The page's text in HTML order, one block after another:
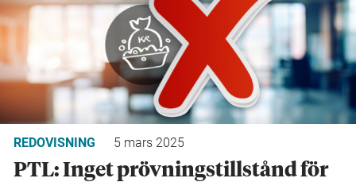
REDOVISNING 5 mars 2025
PTL: Inget prövningstillstånd för